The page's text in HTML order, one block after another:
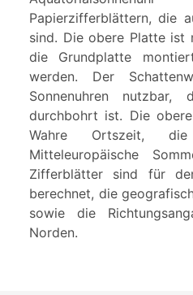
Papierzifferblättern, die
sind. Die obere Platte ist
die Grundplatte
werden. Der
Sonnenuhren
durchbohrt ist. Die
Wahre Ortszeit,
Mitteleuropäische
Zifferblätter sind für
berechnet, die
sowie die
Norden.